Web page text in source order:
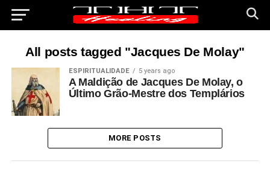
All posts tagged "Jacques De Molay"
ESPIRITUALIDADE 5 years ago
A Maldição de Jacques De Molay, o
Último Grão-Mestre dos Templários
MORE POSTS